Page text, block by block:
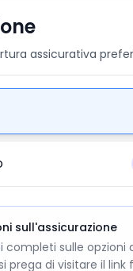
assicurativa
sull'assicurazione
completi sulle opzioni
prega di visitare il link